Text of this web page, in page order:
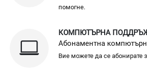
помогне.
КОМПЮТЪРНА
Абонаментна
Вие можете да се абонирате